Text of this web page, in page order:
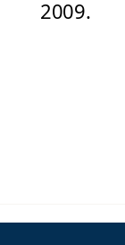
2009.